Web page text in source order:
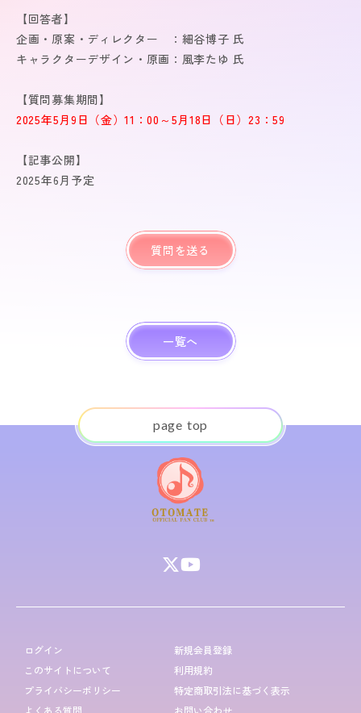
【回答者】
企画・原案・ディレクター ：細谷博子 氏
キャラクターデザイン・原画：風李たゆ 氏
【質問募集期間】
2025年5月9日（金）11：00～5月18日（日）23：59
【記事公開】
2025年6月予定
質問を送る
一覧へ
page top
ログイン
新規会員登録
このサイトについて
利用規約
プライバシーポリシー
特定商取引法に基づく表示
よくある質問
お問い合わせ